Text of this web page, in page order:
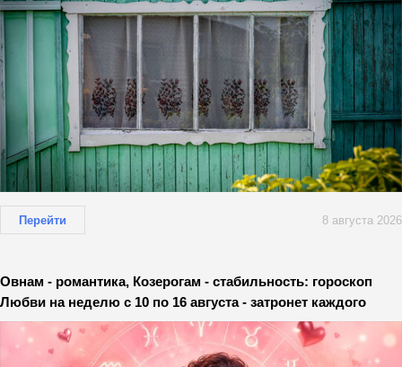
Перейти 8 августа 2026
Овнам - романтика, Козерогам - стабильность: гороскоп
Любви на неделю с 10 по 16 августа - затронет каждого